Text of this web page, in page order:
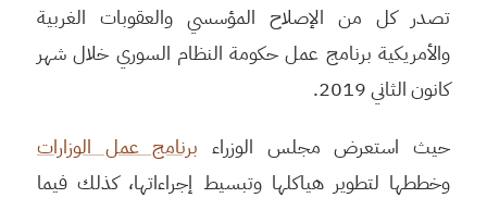
تصدر كل من الإصلاح المؤسسي والعقوبات الغربية
والأمريكية برنامج عمل حكومة النظام السوري خلال شهر
كانون الثاني 2019.
حيث استعرض مجلس الوزراء برنامج عمل الوزارات
وخططها لتطوير هياكلها وتبسيط إجراءاتها، كذلك فيما